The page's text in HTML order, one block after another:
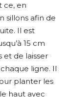
ce, en
sillons afin de
Il est
15 cm
et de laisser
ligne. Il
planter les
haut avec